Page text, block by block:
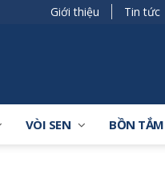
Giới thiệu Tin tức
VÒI SEN BỒN TẮM